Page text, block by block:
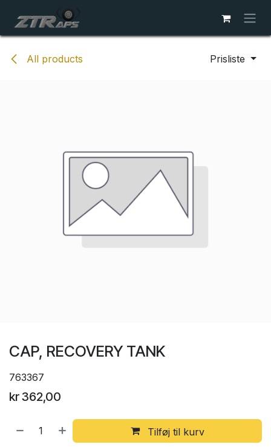
All products Prisliste
CAP, RECOVERY TANK
763367
kr362,00
Tilføj til kurv